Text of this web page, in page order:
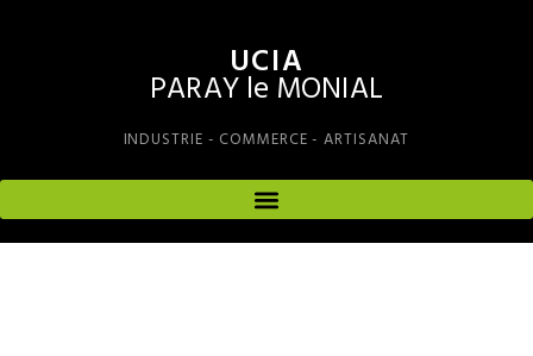
UCIA
PARAY le MONIAL
INDUSTRIE - COMMERCE - ARTISANAT